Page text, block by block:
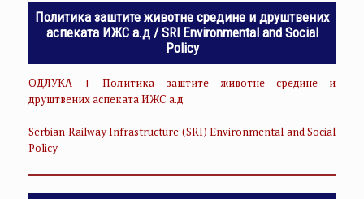
Политика заштите животне средине и друштвених
аспеката ИЖС а.д / SRI Environmental and Social
Policy
ОДЛУКА + Политика заштите животне средине и
друштвених аспеката ИЖС а.д
Serbian Railway Infrastructure (SRI) Environmental and Social
Policy